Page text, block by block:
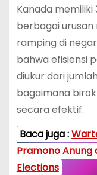
Kanada
berbagai urusan
ramping di
bahwa efisiensi
diukur dari
bagaimana
secara efektif.
Baca juga :
Pramono Anung
Elections